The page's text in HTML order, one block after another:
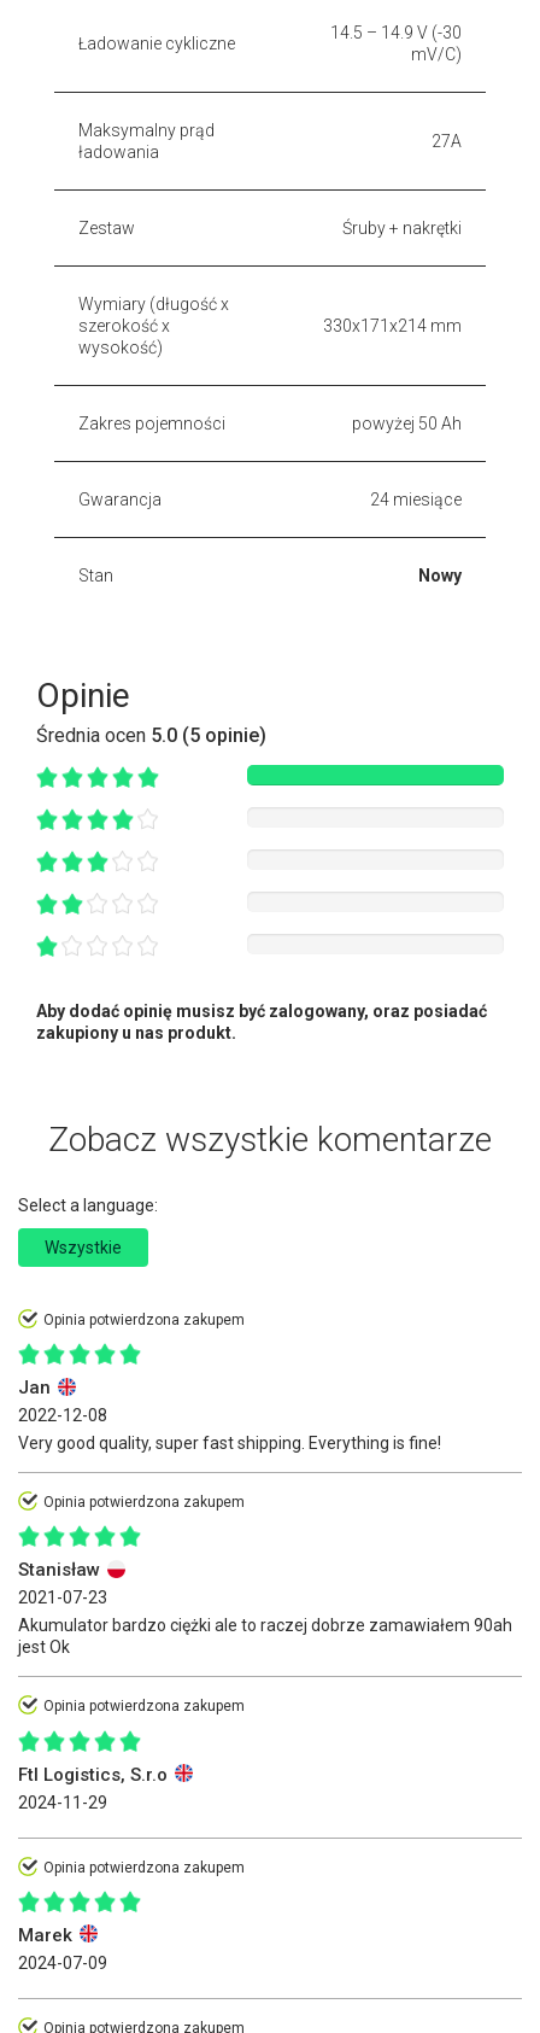
Ładowanie cykliczne
14.5 – 14.9 V (-30
mV/C)
Maksymalny prąd
ładowania
27A
Zestaw Śruby + nakrętki
Wymiary (długość x
szerokość x
wysokość)
330x171x214 mm
Zakres pojemności powyżej 50 Ah
Gwarancja 24 miesiące
Stan Nowy
Opinie
Średnia ocen 5.0 (5 opinie)
Aby dodać opinię musisz być zalogowany, oraz posiadać
zakupiony u nas produkt.
Zobacz wszystkie komentarze
Select a language:
Wszystkie
Opinia potwierdzona zakupem
Jan
2022-12-08
Very good quality, super fast shipping. Everything is fine!
Opinia potwierdzona zakupem
Stanisław
2021-07-23
Akumulator bardzo ciężki ale to raczej dobrze zamawiałem 90ah
jest Ok
Opinia potwierdzona zakupem
Ftl Logistics, S.r.o
2024-11-29
Opinia potwierdzona zakupem
Marek
2024-07-09
Opinia potwierdzona zakupem